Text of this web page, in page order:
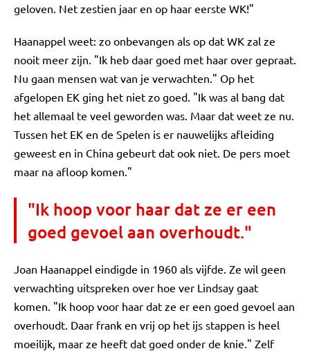
geloven. Net zestien jaar en op haar eerste WK!"
Haanappel weet: zo onbevangen als op dat WK zal ze
nooit meer zijn. "Ik heb daar goed met haar over gepraat.
Nu gaan mensen wat van je verwachten." Op het
afgelopen EK ging het niet zo goed. "Ik was al bang dat
het allemaal te veel geworden was. Maar dat weet ze nu.
Tussen het EK en de Spelen is er nauwelijks afleiding
geweest en in China gebeurt dat ook niet. De pers moet
maar na afloop komen."
"Ik hoop voor haar dat ze er een
goed gevoel aan overhoudt."
Joan Haanappel eindigde in 1960 als vijfde. Ze wil geen
verwachting uitspreken over hoe ver Lindsay gaat
komen. "Ik hoop voor haar dat ze er een goed gevoel aan
overhoudt. Daar frank en vrij op het ijs stappen is heel
moeilijk, maar ze heeft dat goed onder de knie." Zelf